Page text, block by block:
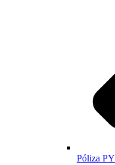
Póliza PY